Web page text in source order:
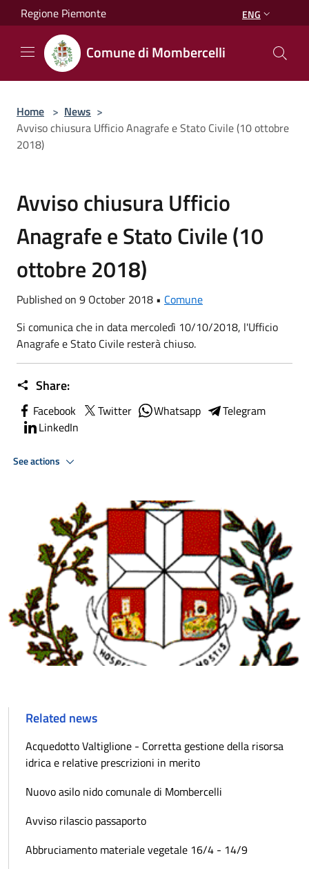
Salta al contenuto principale
Regione Piemonte ENG
Comune di Mombercelli
Home > News >
Avviso chiusura Ufficio Anagrafe e Stato Civile (10 ottobre
2018)
Avviso chiusura Ufficio
Anagrafe e Stato Civile (10
ottobre 2018)
Published on 9 October 2018 • Comune
Si comunica che in data mercoledì 10/10/2018, l'Ufficio
Anagrafe e Stato Civile resterà chiuso.
Share:
Facebook Twitter Whatsapp
Telegram
LinkedIn
See actions
Related news
Acquedotto Valtiglione - Corretta gestione della risorsa
idrica e relative prescrizioni in merito
Nuovo asilo nido comunale di Mombercelli
Avviso rilascio passaporto
Abbruciamento materiale vegetale 16/4 - 14/9